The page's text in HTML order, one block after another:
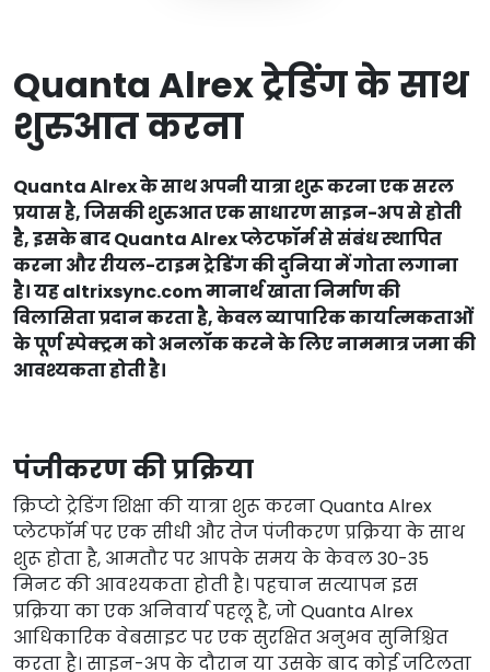
Quanta Alrex ट्रेडिंग के साथ
शुरुआत करना
Quanta Alrex के साथ अपनी यात्रा शुरू करना एक सरल
प्रयास है, जिसकी शुरुआत एक साधारण साइन-अप से होती
है, इसके बाद Quanta Alrex प्लेटफॉर्म से संबंध स्थापित
करना और रीयल-टाइम ट्रेडिंग की दुनिया में गोता लगाना
है। यह altrixsync.com मानार्थ खाता निर्माण की
विलासिता प्रदान करता है, केवल व्यापारिक कार्यात्मकताओं
के पूर्ण स्पेक्ट्रम को अनलॉक करने के लिए नाममात्र जमा की
आवश्यकता होती है।
पंजीकरण की प्रक्रिया
क्रिप्टो ट्रेडिंग शिक्षा की यात्रा शुरू करना Quanta Alrex
प्लेटफॉर्म पर एक सीधी और तेज पंजीकरण प्रक्रिया के साथ
शुरू होता है, आमतौर पर आपके समय के केवल 30-35
मिनट की आवश्यकता होती है। पहचान सत्यापन इस
प्रक्रिया का एक अनिवार्य पहलू है, जो Quanta Alrex
आधिकारिक वेबसाइट पर एक सुरक्षित अनुभव सुनिश्चित
करता है। साइन-अप के दौरान या उसके बाद कोई जटिलता